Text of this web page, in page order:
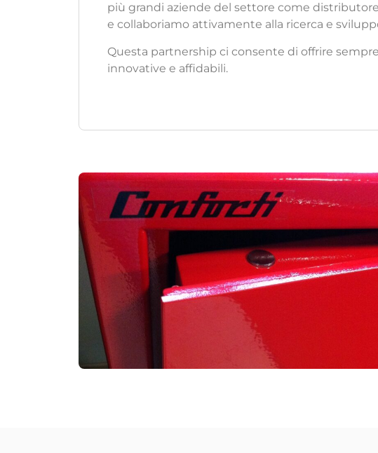
più grandi aziende del settore come
e collaboriamo attivamente alla ricerca e
Questa partnership ci consente di offrire
innovative e affidabili.